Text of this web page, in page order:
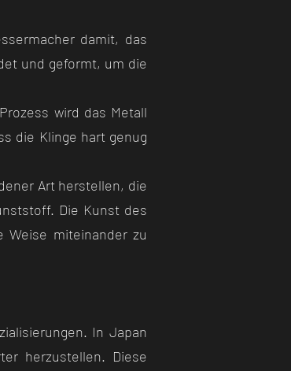
damit, das
und geformt, um die
wird das Metall
die Klinge hart genug
Art herstellen, die
Die Kunst des
miteinander zu
In Japan
herzustellen. Diese